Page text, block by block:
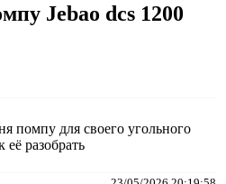
Jebao dcs 1200
помпу для своего угольного
разобрать